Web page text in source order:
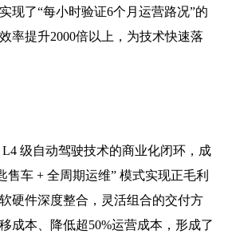
现了“每小时验证6个月运营路况”的
率提升2000倍以上，为技术快速落
级自动驾驶技术的商业化闭环，成
售车 + 全周期运维” 模式实现正毛利
硬件深度整合，灵活组合的交付方
成本、降低超50%运营成本，形成了